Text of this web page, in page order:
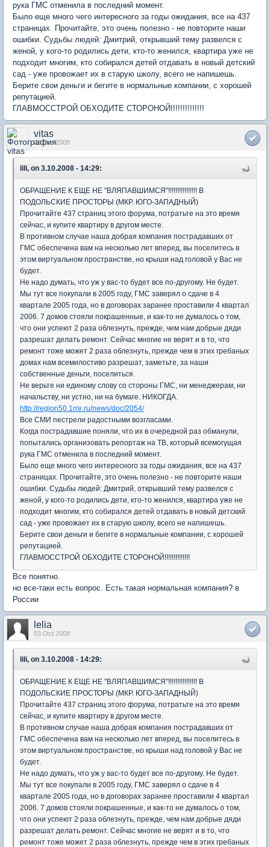
рука ГМС отменила в последний момент.
Было еще много чего интересного за годы ожидания, все на 437
страницах. Прочитайте, это очень полезно - не повторите наши
ошибки. Судьбы людей: Дмитрий, открывший тему развелся с
женой, у кого-то родились дети, кто-то женился, квартира уже не
подходит многим, кто собирался детей отдавать в новый детский
сад - уже провожает их в старую школу, всего не напишешь.
Берите свои деньги и бегите в нормальные компании, с хорошей
репутацией.
ГЛАВМОССТРОЙ ОБХОДИТЕ СТОРОНОЙ!!!!!!!!!!!!!!
vitas
03 Oct 2008
lili, on 3.10.2008 - 14:29:
ОБРАЩЕНИЕ К ЕЩЕ НЕ "ВЛЯПАВШИМСЯ"!!!!!!!!!!!!!!!! В
ПОДОЛЬСКИЕ ПРОСТОРЫ (МКР. ЮГО-ЗАПАДНЫЙ)
Прочитайте 437 страниц этого форума, потратьте на это время
сейчас, и купите квартиру в другом месте.
В противном случае наша добрая компания пострадавших от
ГМС обеспечена вам на несколько лет вперед, вы поселитесь в
этом виртуальном пространстве, но крыши над головой у Вас не
будет.
Не надо думать, что уж у вас-то будет все по-другому. Не будет.
Мы тут все покупали в 2005 году, ГМС заверял о сдаче в 4
квартале 2005 года, но в договорах заранее проставили 4 квартал
2006. 7 домов стояли покрашенные, и как-то не думалось о том,
что они успеют 2 раза облезнуть, прежде, чем нам добрые дяди
разрешат делать ремонт. Сейчас многие не верят и в то, что
ремонт тоже может 2 раза облезнуть, прежде чем в этих гребаных
домах нам всемилостиво разрешат, заметьте, за наши
собственные деньги, поселиться.
Не верьте ни единому слову со стороны ГМС, ни менеджерам, ни
начальству, ни устно, ни на бумаге. НИКОГДА.
http://region50.1rre.ru/news/doc/2054/
Все СМИ пестрели радостными возгласами.
Когда пострадавшие поняли, что их в очередной раз обманули,
попытались организовать репортаж на ТВ, который всемогущая
рука ГМС отменила в последний момент.
Было еще много чего интересного за годы ожидания, все на 437
страницах. Прочитайте, это очень полезно - не повторите наши
ошибки. Судьбы людей: Дмитрий, открывший тему развелся с
женой, у кого-то родились дети, кто-то женился, квартира уже не
подходит многим, кто собирался детей отдавать в новый детский
сад - уже провожает их в старую школу, всего не напишешь.
Берите свои деньги и бегите в нормальные компании, с хорошей
репутацией.
ГЛАВМОССТРОЙ ОБХОДИТЕ СТОРОНОЙ!!!!!!!!!!!!!!
Все понятно.
но все-таки есть вопрос. Есть такая нормальная компания? в
России
lelia
03 Oct 2008
lili, on 3.10.2008 - 14:29:
ОБРАЩЕНИЕ К ЕЩЕ НЕ "ВЛЯПАВШИМСЯ"!!!!!!!!!!!!!!!! В
ПОДОЛЬСКИЕ ПРОСТОРЫ (МКР. ЮГО-ЗАПАДНЫЙ)
Прочитайте 437 страниц этого форума, потратьте на это время
сейчас, и купите квартиру в другом месте.
В противном случае наша добрая компания пострадавших от
ГМС обеспечена вам на несколько лет вперед, вы поселитесь в
этом виртуальном пространстве, но крыши над головой у Вас не
будет.
Не надо думать, что уж у вас-то будет все по-другому. Не будет.
Мы тут все покупали в 2005 году, ГМС заверял о сдаче в 4
квартале 2005 года, но в договорах заранее проставили 4 квартал
2006. 7 домов стояли покрашенные, и как-то не думалось о том,
что они успеют 2 раза облезнуть, прежде, чем нам добрые дяди
разрешат делать ремонт. Сейчас многие не верят и в то, что
ремонт тоже может 2 раза облезнуть, прежде чем в этих гребаных